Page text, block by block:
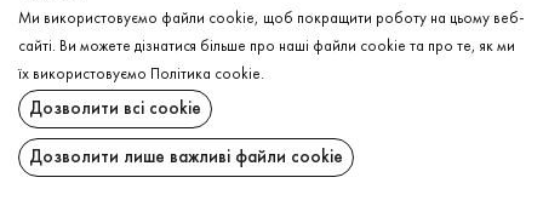
Відбілювання заборонено
Прасувати при високій температурі
Можна віджимати і сушити в пральній машині
Хімчистка дозволена
ДОСТАВКА
ПОВЕРНЕННЯ
Ми використовуємо файли cookie, щоб покращити роботу на цьому веб-
сайті. Ви можете дізнатися більше про наші файли cookie та про те, як ми
їх використовуємо
Політика cookie.
Дозволити всі cookie
Дозволити лише важливі файли cookie